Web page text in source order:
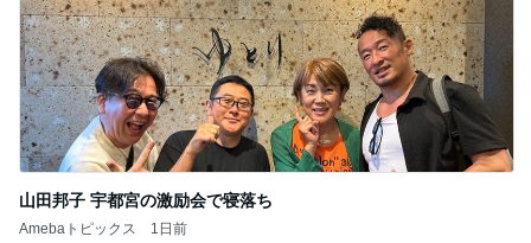
山田邦子 宇都宮の激励会で寝落ち
Amebaトピックス 1日前